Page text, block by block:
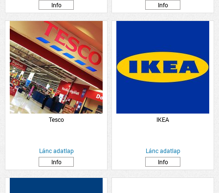
Info
Info
Tesco
Lánc adatlap
Info
IKEA
Lánc adatlap
Info